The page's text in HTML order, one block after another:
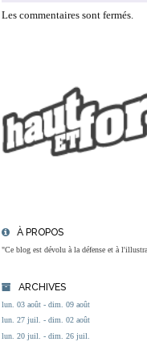
À PROPOS
"Ce blog est dévolu à la défense et à
ARCHIVES
lun. 03 août - dim. 09 août
lun. 27 juil. - dim. 02 août
lun. 20 juil. - dim. 26 juil.
Les commentaires sont fermés.